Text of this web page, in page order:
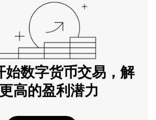
始数字货币交易，解
高的盈利潜力